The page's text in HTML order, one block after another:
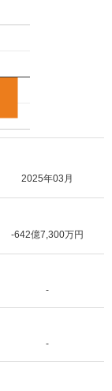
2025年03月
-642億7,300万円
-
-